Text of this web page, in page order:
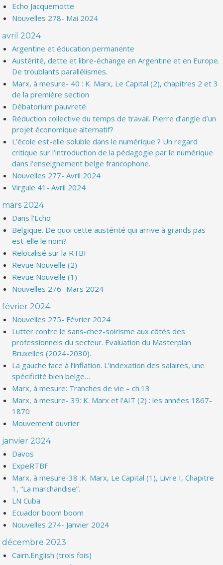
Echo Jacquemotte
Nouvelles 278- Mai 2024
avril 2024
Argentine et éducation permanente
Austérité, dette et libre-échange en Argentine et en Europe.
De troublants parallélismes.
Marx, à mesure- 40 : K. Marx, Le Capital (2), chapitres 2 et 3
de la première section
Débatorium pauvreté
Réduction collective du temps de travail. Pierre d’angle d’un
projet économique alternatif?
L’école est-elle soluble dans le numérique ? Un regard
critique sur l’introduction de la pédagogie par le numérique
dans l’enseignement belge francophone.
Nouvelles 277- Avril 2024
Virgule 41- Avril 2024
mars 2024
Dans l'Echo
Belgique. De quoi cette austérité qui arrive à grands pas
est-elle le nom?
Relocalisé sur la RTBF
Revue Nouvelle (2)
Revue Nouvelle (1)
Nouvelles 276- Mars 2024
février 2024
Nouvelles 275- Février 2024
Lutter contre le sans-chez-soirisme aux côtés des
professionnels du secteur. Evaluation du Masterplan
Bruxelles (2024-2030).
La gauche face à l’inflation. L’indexation des salaires, une
spécificité bien belge…
Marx, à mesure: Tranches de vie – ch.13
Marx, à mesure- 39: K. Marx et l’AIT (2) : les années 1867-
1870
Mouvement ouvrier
janvier 2024
Davos
ExpeRTBF
Marx, à mesure-38 :K. Marx, Le Capital (1), Livre I, Chapitre
1, “La marchandise”.
LN Cuba
Ecuador boom boom
Nouvelles 274- Janvier 2024
décembre 2023
Cairn.English (trois fois)